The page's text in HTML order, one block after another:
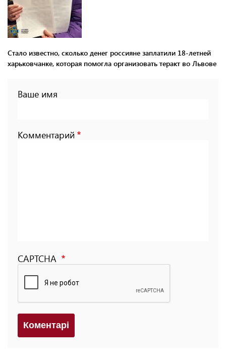
Стало известно, сколько денег россияне заплатили 18-летней
харьковчанке, которая помогла организовать теракт во Львове
Ваше имя
Комментарий
CAPTCHA
Коментарi